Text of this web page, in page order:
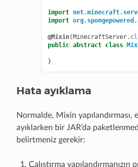
import
import
@Mixin(MinecraftServer.
public abstract class
}
Hata ayıklama
Normalde, Mixin
ayıklarken bir JAR’da
belirtmeniz gerekir:
Çalıştırma